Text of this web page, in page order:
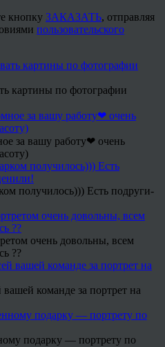
кнопку ЗАКАЗАТЬ, отправляя
пользовательского
картины по фотографии
за вашу работу❤ очень
получилось))) Есть подруги-
очень довольны, всем
??
команде за портрет на
подарку — портрету по